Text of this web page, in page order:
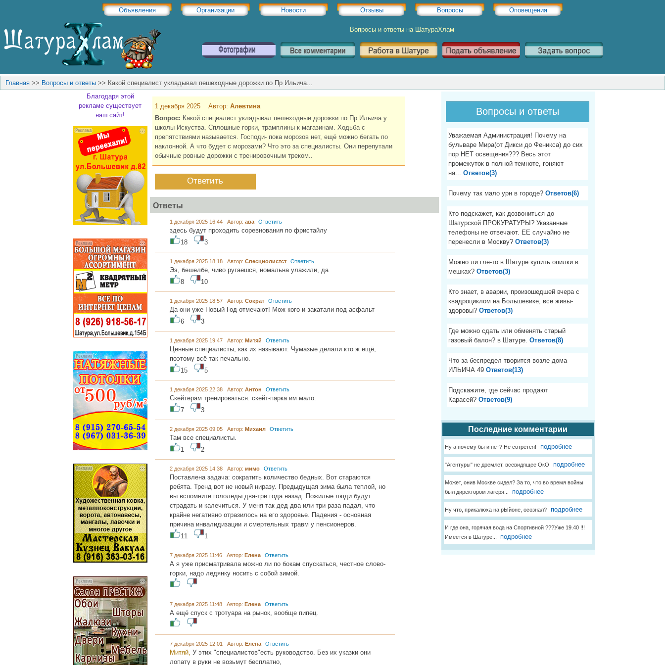
Объявления Организации Новости Отзывы Вопросы Оповещения
Вопросы и ответы на ШатураХлам
Главная >> Вопросы и ответы >> Какой специалист укладывал пешеходные дорожки по Пр Ильича...
Благодаря этой
рекламе существует
наш сайт!
1 декабря 2025 Автор: Алевтина
Вопрос: Какой специалист укладывал пешеходные дорожки по Пр Ильича у
школы Искуства. Сплошные горки, трамплины к магазинам. Ходьба с
препятствиями называется. Господи- пока морозов нет, ещё можно бегать по
наклонной. А что будет с морозами? Что это за специалисты. Они перепутали
обычные ровные дорожки с тренировочным треком..
Ответить
Ответы
1 декабря 2025 16:44 Автор: ава Ответить
здесь будут проходить соревнования по фристайлу
18
3
1 декабря 2025 18:18 Автор: Спесциолистст Ответить
Ээ, бешелбе, чиво ругаешся, номальна улажили, да
8
10
1 декабря 2025 18:57 Автор: Сократ Ответить
Да они уже Новый Год отмечают! Мож кого и закатали под асфальт
6
3
1 декабря 2025 19:47 Автор: Митяй Ответить
Ценные специалисты, как их называют. Чумазые делали кто ж ещё,
поэтому всё так печально.
15
5
1 декабря 2025 22:38 Автор: Антон Ответить
Скейтерам тренироваться. скейт-парка им мало.
7
3
2 декабря 2025 09:05 Автор: Михаил Ответить
Там все специалисты.
1
2
2 декабря 2025 14:38 Автор: мимо Ответить
Поставлена задача: сократить количество бедных. Вот стараются
ребята. Тренд вот не новый ниразу. Предыдущая зима была теплой, но
вы вспомните гололеды два-три года назад. Пожилые люди будут
страдать и калечиться. У меня так дед два или три раза падал, что
крайне негативно отразилось на его здоровье. Падения - основная
причина инвалидизации и смертельных травм у пенсионеров.
11
1
7 декабря 2025 11:46 Автор: Елена Ответить
А я уже присматривала можно ли по бокам спускаться, честное слово-
горки, надо ледянку носить с собой зимой.
7 декабря 2025 11:48 Автор: Елена Ответить
А ещё спуск с тротуара на рынок, вообще пипец.
7 декабря 2025 12:01 Автор: Елена Ответить
Митяй, У этих "специалистов"есть руководство. Без их указки они
лопату в руки не возьмут бесплатно,
Вопросы и ответы
Уважаемая Администрация! Почему на
бульваре Мира(от Дикси до Феникса) до сих
пор НЕТ освещения??? Весь этот
промежуток в полной темноте, гоняют
на... Ответов(3)
Почему так мало урн в городе? Ответов(6)
Кто подскажет, как дозвониться до
Шатурской ПРОКУРАТУРЫ? Указанные
телефоны не отвечают. ЕЕ случайно не
перенесли в Москву? Ответов(3)
Можно ли гле-то в Шатуре купить опилки в
мешках? Ответов(3)
Кто знает, в аварии, произошедшей вчера с
квадроциклом на Большевике, все живы-
здоровы? Ответов(3)
Где можно сдать или обменять старый
газовый балон? в Шатуре. Ответов(8)
Что за беспредел творится возле дома
ИЛЬИЧА 49 Ответов(13)
Подскажите, где сейчас продают
Карасей? Ответов(9)
Последние комментарии
Ну а почему бы и нет? Не сотрётся! подробнее
"Агентуры" не дремлет, всевидящее ОкО подробнее
Может, онив Москве сидел? За то, что во время войны
был директором лагеря...
подробнее
Ну что, прикалюха на рЫйоне, осознал? подробнее
И где она, горячая вода на Спортивной ???Уже 19.40 !!!
Имеется в Шатуре...
подробнее